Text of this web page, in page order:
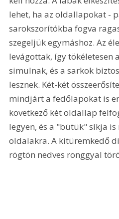
lehet, ha az oldallapokat -
sarokszorítókba fogva
szegeljük egymáshoz. Az
levágottak, így tökéletesen
simulnak, és a sarkok
lesznek. Két-két
mindjárt a fedőlapokat is
következő két oldallap
legyen, és a "bütük" síkja is
oldalakra. A kitüremkedő
rögtön nedves ronggyal